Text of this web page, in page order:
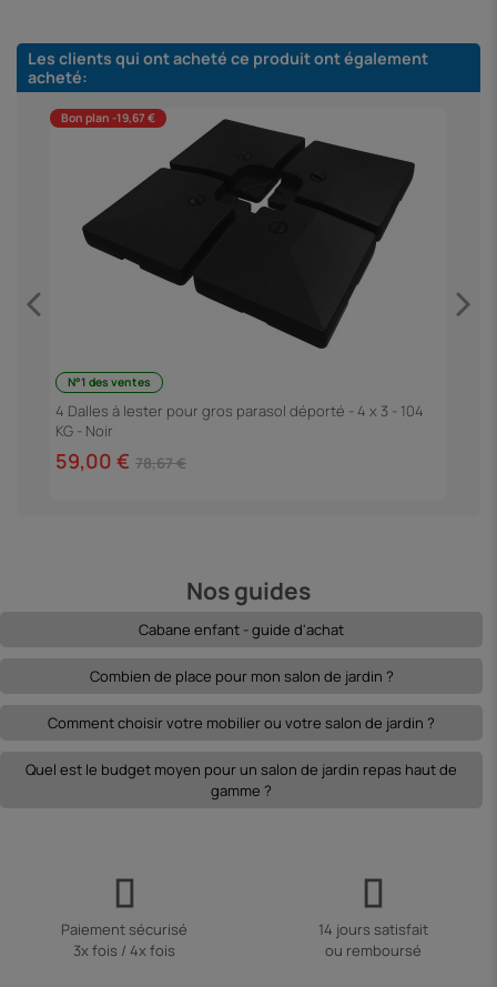
Les clients qui ont acheté ce produit ont également
acheté:
Bon plan -19,67 €
N°1 des ventes
4 Dalles à lester pour gros parasol déporté - 4 x 3 - 104
KG - Noir
59,00 € 78,67 €
Nos guides
Cabane enfant - guide d'achat
Combien de place pour mon salon de jardin ?
Comment choisir votre mobilier ou votre salon de jardin ?
Quel est le budget moyen pour un salon de jardin repas haut de
gamme ?
Paiement sécurisé
3x fois / 4x fois
14 jours satisfait
ou remboursé